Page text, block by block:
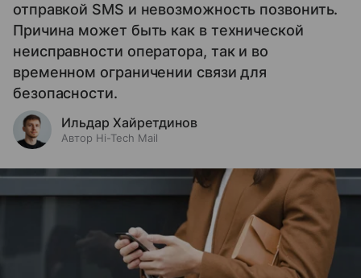
отправкой SMS и невозможность позвонить.
Причина может быть как в технической
неисправности оператора, так и во
временном ограничении связи для
безопасности.
Ильдар Хайретдинов
Автор Hi-Tech Mail